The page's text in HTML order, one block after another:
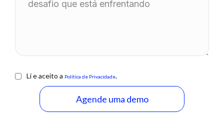
Li e aceito a Política de Privacidade.